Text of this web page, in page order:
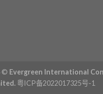
© Evergreen International
粤ICP备2022017325号-1